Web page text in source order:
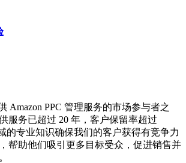
Amazon PPC 管理服务的市场参与者之
服务已超过 20 年，客户保留率超过
的专业知识确保我们的客户获得有竞争力
帮助他们吸引更多目标受众，促进销售并